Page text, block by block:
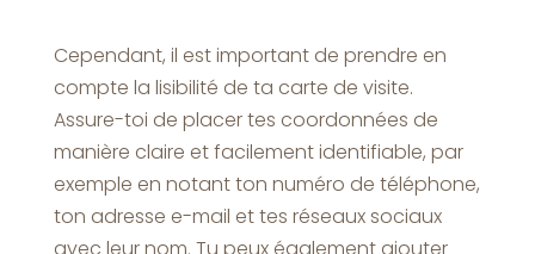
Cependant, il est important de prendre en
compte la lisibilité de ta carte de visite.
Assure-toi de placer tes coordonnées de
manière claire et facilement identifiable, par
exemple en notant ton numéro de téléphone,
ton adresse e-mail et tes réseaux sociaux
avec leur nom. Tu peux également ajouter